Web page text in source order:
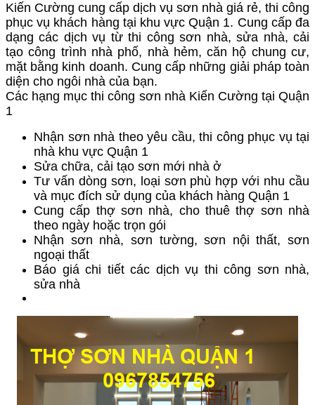
Kiến Cường cung cấp dịch vụ sơn nhà giá rẻ, thi công
phục vụ khách hàng tại khu vực Quận 1. Cung cấp đa
dạng các dịch vụ từ thi công sơn nhà, sửa nhà, cải
tạo công trình nhà phố, nhà hẻm, căn hộ chung cư,
mặt bằng kinh doanh. Cung cấp những giải pháp toàn
diện cho ngôi nhà của bạn.
Các hạng mục thi công sơn nhà Kiến Cường tại Quận
1
Nhận sơn nhà theo yêu cầu, thi công phục vụ tại
nhà khu vực Quận 1
Sửa chữa, cải tạo sơn mới nhà ở
Tư vấn dòng sơn, loại sơn phù hợp với nhu cầu
và mục đích sử dụng của khách hàng Quận 1
Cung cấp thợ sơn nhà, cho thuê thợ sơn nhà
theo ngày hoặc trọn gói
Nhận sơn nhà, sơn tường, sơn nội thất, sơn
ngoại thất
Báo giá chi tiết các dịch vụ thi công sơn nhà,
sửa nhà